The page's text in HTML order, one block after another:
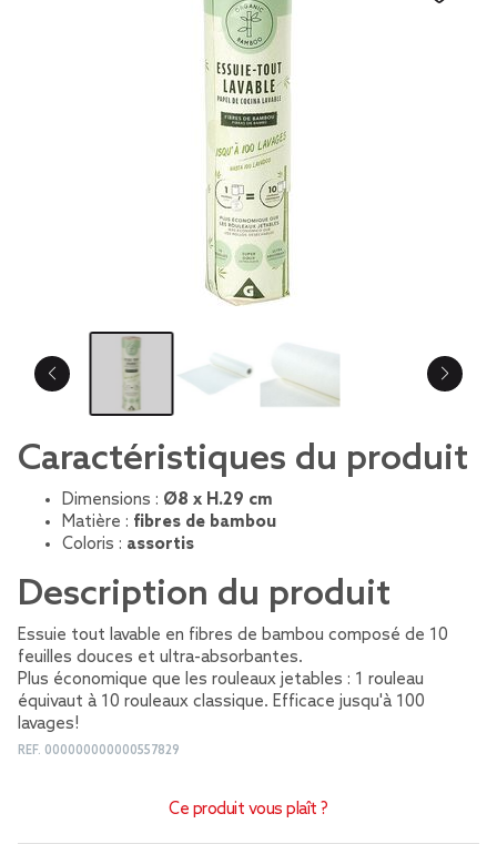
Caractéristiques du produit
Dimensions : Ø8 x H.29 cm
Matière : fibres de bambou
Coloris : assortis
Description du produit
Essuie tout lavable en fibres de bambou composé de 10
feuilles douces et ultra-absorbantes.
Plus économique que les rouleaux jetables : 1 rouleau
équivaut à 10 rouleaux classique. Efficace jusqu'à 100
lavages!
REF. 000000000000557829
Ce produit vous plaît ?